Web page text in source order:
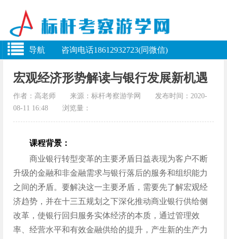
导航 咨询电话18612932723(同微信)
宏观经济形势解读与银行发展新机遇
作者：高老师 来源：标杆考察游学网 发布时间：2020-
08-11 16:48 浏览量：
课程背景：
商业银行转型变革的主要矛盾日益表现为客户不断
升级的金融和非金融需求与银行落后的服务和组织能力
之间的矛盾。要解决这一主要矛盾，需要先了解宏观经
济趋势，并在十三五规划之下深化推动商业银行供给侧
改革，使银行回归服务实体经济的本质，通过管理效
率、经营水平和有效金融供给的提升，产生新的生产力